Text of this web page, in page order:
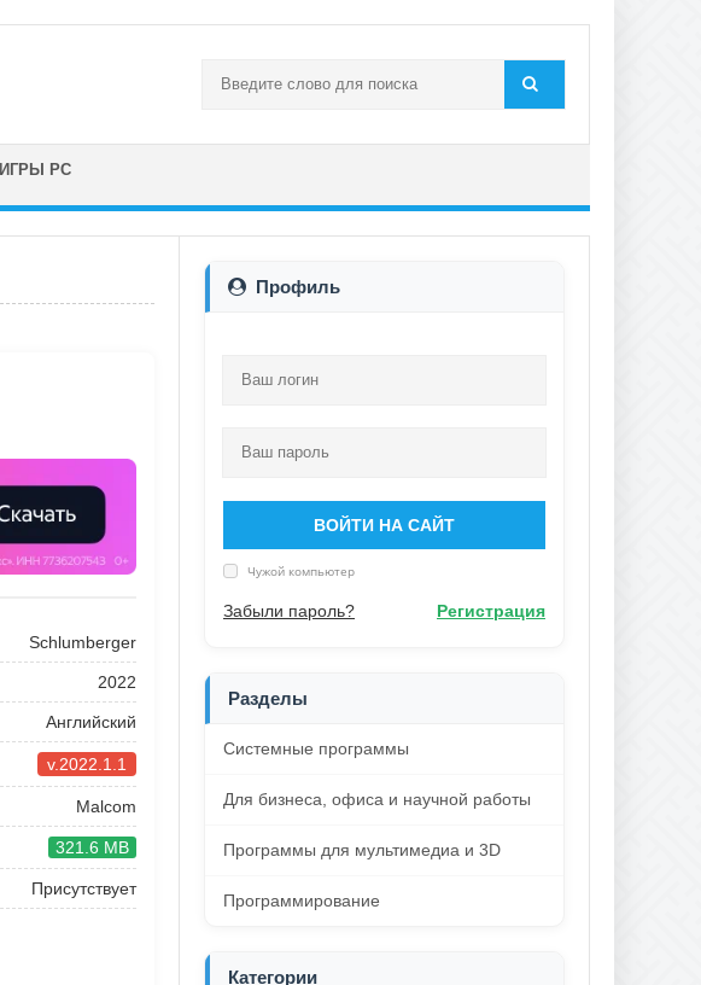
ИГРЫ PC
Schlumberger
2022
Английский
v.2022.1.1
Malcom
321.6 MB
Присутствует
Профиль
ВОЙТИ НА САЙТ
Чужой компьютер
Забыли пароль? Регистрация
Разделы
Системные программы
Для бизнеса, офиса и научной работы
Программы для мультимедиа и 3D
Программирование
Категории